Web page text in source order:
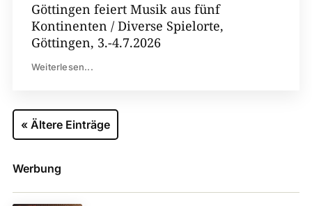
Göttingen feiert Musik aus fünf
Kontinenten / Diverse Spielorte,
Göttingen, 3.-4.7.2026
Weiterlesen...
« Ältere Einträge
Werbung